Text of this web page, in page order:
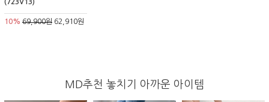
(723V13)
10% 69,900원 62,910원
MD추천 놓치기 아까운 아이템